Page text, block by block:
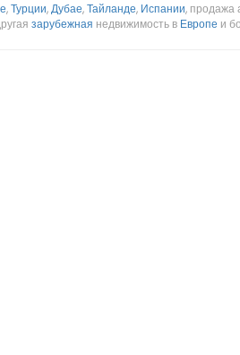
,Турции,Дубае,Тайланде, Испании, продажа
зарубежная недвижимость в Европе и